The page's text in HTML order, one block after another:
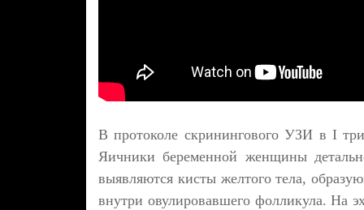
В протоколе скринингового УЗИ в I
Яичники беременной женщины
выявляются кисты желтого тела,
внутри овулировавшего фолликула. На